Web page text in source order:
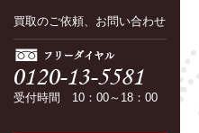
買取のご依頼、お問い合わせ
受付時間 10：00～18：00